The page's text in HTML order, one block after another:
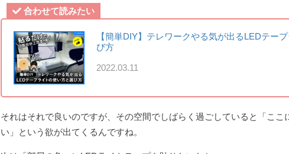
合わせて読みたい
【簡単DIY】テレワークやる気が出るLEDテー
び方
2022.03.11
それはそれで良いのですが、その空間でしばらく過ごしていると「ここ
い」という欲が出てくるんですね。